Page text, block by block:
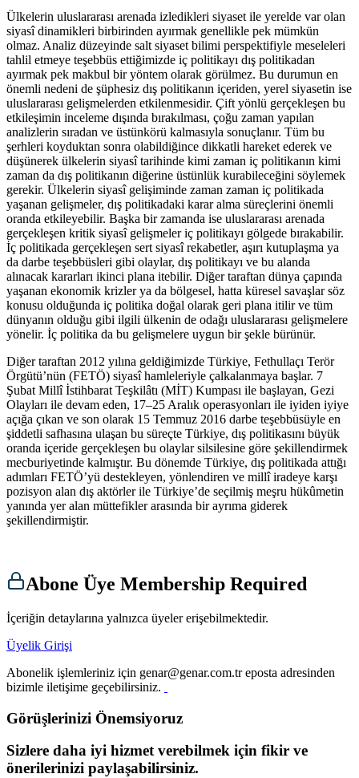
Ülkelerin uluslararası arenada izledikleri siyaset ile yerelde var olan
siyasî dinamikleri birbirinden ayırmak genellikle pek mümkün
olmaz. Analiz düzeyinde salt siyaset bilimi perspektifiyle meseleleri
tahlil etmeye teşebbüs ettiğimizde iç politikayı dış politikadan
ayırmak pek makbul bir yöntem olarak görülmez. Bu durumun en
önemli nedeni de şüphesiz dış politikanın içeriden, yerel siyasetin ise
uluslararası gelişmelerden etkilenmesidir. Çift yönlü gerçekleşen bu
etkileşimin inceleme dışında bırakılması, çoğu zaman yapılan
analizlerin sıradan ve üstünkörü kalmasıyla sonuçlanır. Tüm bu
şerhleri koyduktan sonra olabildiğince dikkatli hareket ederek ve
düşünerek ülkelerin siyasî tarihinde kimi zaman iç politikanın kimi
zaman da dış politikanın diğerine üstünlük kurabileceğini söylemek
gerekir. Ülkelerin siyasî gelişiminde zaman zaman iç politikada
yaşanan gelişmeler, dış politikadaki karar alma süreçlerini önemli
oranda etkileyebilir. Başka bir zamanda ise uluslararası arenada
gerçekleşen kritik siyasî gelişmeler iç politikayı gölgede bırakabilir.
İç politikada gerçekleşen sert siyasî rekabetler, aşırı kutuplaşma ya
da darbe teşebbüsleri gibi olaylar, dış politikayı ve bu alanda
alınacak kararları ikinci plana itebilir. Diğer taraftan dünya çapında
yaşanan ekonomik krizler ya da bölgesel, hatta küresel savaşlar söz
konusu olduğunda iç politika doğal olarak geri plana itilir ve tüm
dünyanın olduğu gibi ilgili ülkenin de odağı uluslararası gelişmelere
yönelir. İç politika da bu gelişmelere uygun bir şekle bürünür.
Diğer taraftan 2012 yılına geldiğimizde Türkiye, Fethullaçı Terör
Örgütü’nün (FETÖ) siyasî hamleleriyle çalkalanmaya başlar. 7
Şubat Millî İstihbarat Teşkilâtı (MİT) Kumpası ile başlayan, Gezi
Olayları ile devam eden, 17–25 Aralık operasyonları ile iyiden iyiye
açığa çıkan ve son olarak 15 Temmuz 2016 darbe teşebbüsüyle en
şiddetli safhasına ulaşan bu süreçte Türkiye, dış politikasını büyük
oranda içeride gerçekleşen bu olaylar silsilesine göre şekillendirmek
mecburiyetinde kalmıştır. Bu dönemde Türkiye, dış politikada attığı
adımları FETÖ’yü destekleyen, yönlendiren ve millî iradeye karşı
pozisyon alan dış aktörler ile Türkiye’de seçilmiş meşru hükûmetin
yanında yer alan müttefikler arasında bir ayrıma giderek
şekillendirmiştir.
Abone Üye Membership Required
İçeriğin detaylarına yalnızca üyeler erişebilmektedir.
Üyelik Girişi
Abonelik işlemleriniz için genar@genar.com.tr eposta adresinden
bizimle iletişime geçebilirsiniz.
Görüşlerinizi Önemsiyoruz
Sizlere daha iyi hizmet verebilmek için fikir ve
önerilerinizi paylaşabilirsiniz.